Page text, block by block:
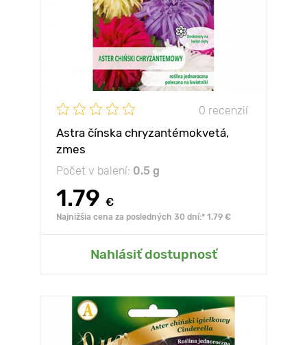
0 recenzií
Astra čínska chryzantémokvetá,
zmes
Počet v balení: 0.5 g
1.79 €
Najnižšia cena za posledných 30 dní:* 1.79 €
Nahlásiť dostupnosť